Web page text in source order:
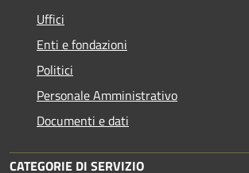
Uffici
Enti e fondazioni
Politici
Personale Amministrativo
Documenti e dati
CATEGORIE DI SERVIZIO